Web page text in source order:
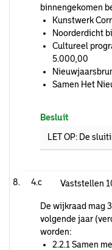
binnengekomen
Kunstwerk
Noorderdicht
Cultureel
5.000,00
Samen Het
Besluit
LET OP: De
4.c Vaststellen
De wijkraad mag
volgende jaar
worden:
2.2.1 Samen